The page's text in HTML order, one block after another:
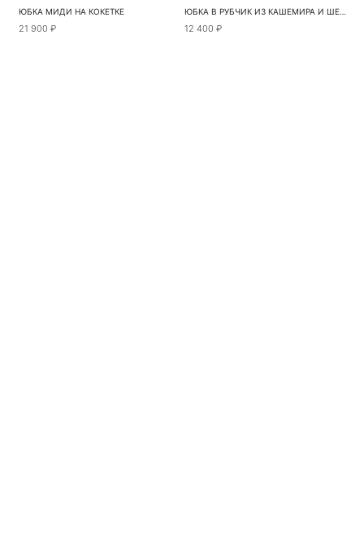
ЮБКА МИДИ НА КОКЕТКЕ
21 900 ₽
ЮБКА В РУБЧИК ИЗ КАШЕМИРА И ШЕРСТИ
12 400 ₽